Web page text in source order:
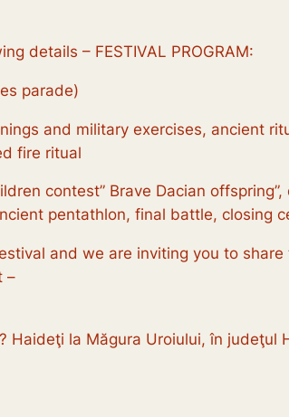
details – FESTIVAL PROGRAM:
parade)
and military exercises, ancient
fire ritual
contest” Brave Dacian
pentathlon, final battle, closing
and we are inviting you to
–
Haideţi la Măgura Uroiului, în judeţul